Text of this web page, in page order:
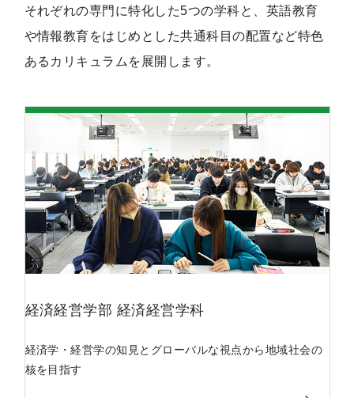
それぞれの専門に特化した5つの学科と、英語教育
や情報教育をはじめとした共通科目の配置など特色
あるカリキュラムを展開します。
経済経営学部 経済経営学科
経済学・経営学の知見とグローバルな視点から地域社会の
核を目指す